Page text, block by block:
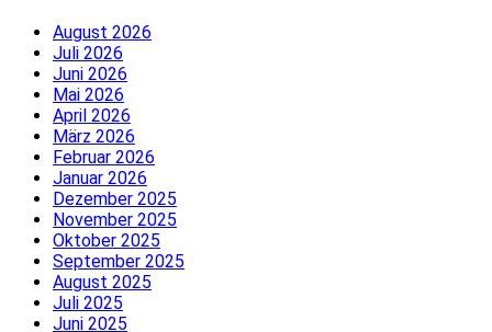
August 2026
Juli 2026
Juni 2026
Mai 2026
April 2026
März 2026
Februar 2026
Januar 2026
Dezember 2025
November 2025
Oktober 2025
September 2025
August 2025
Juli 2025
Juni 2025